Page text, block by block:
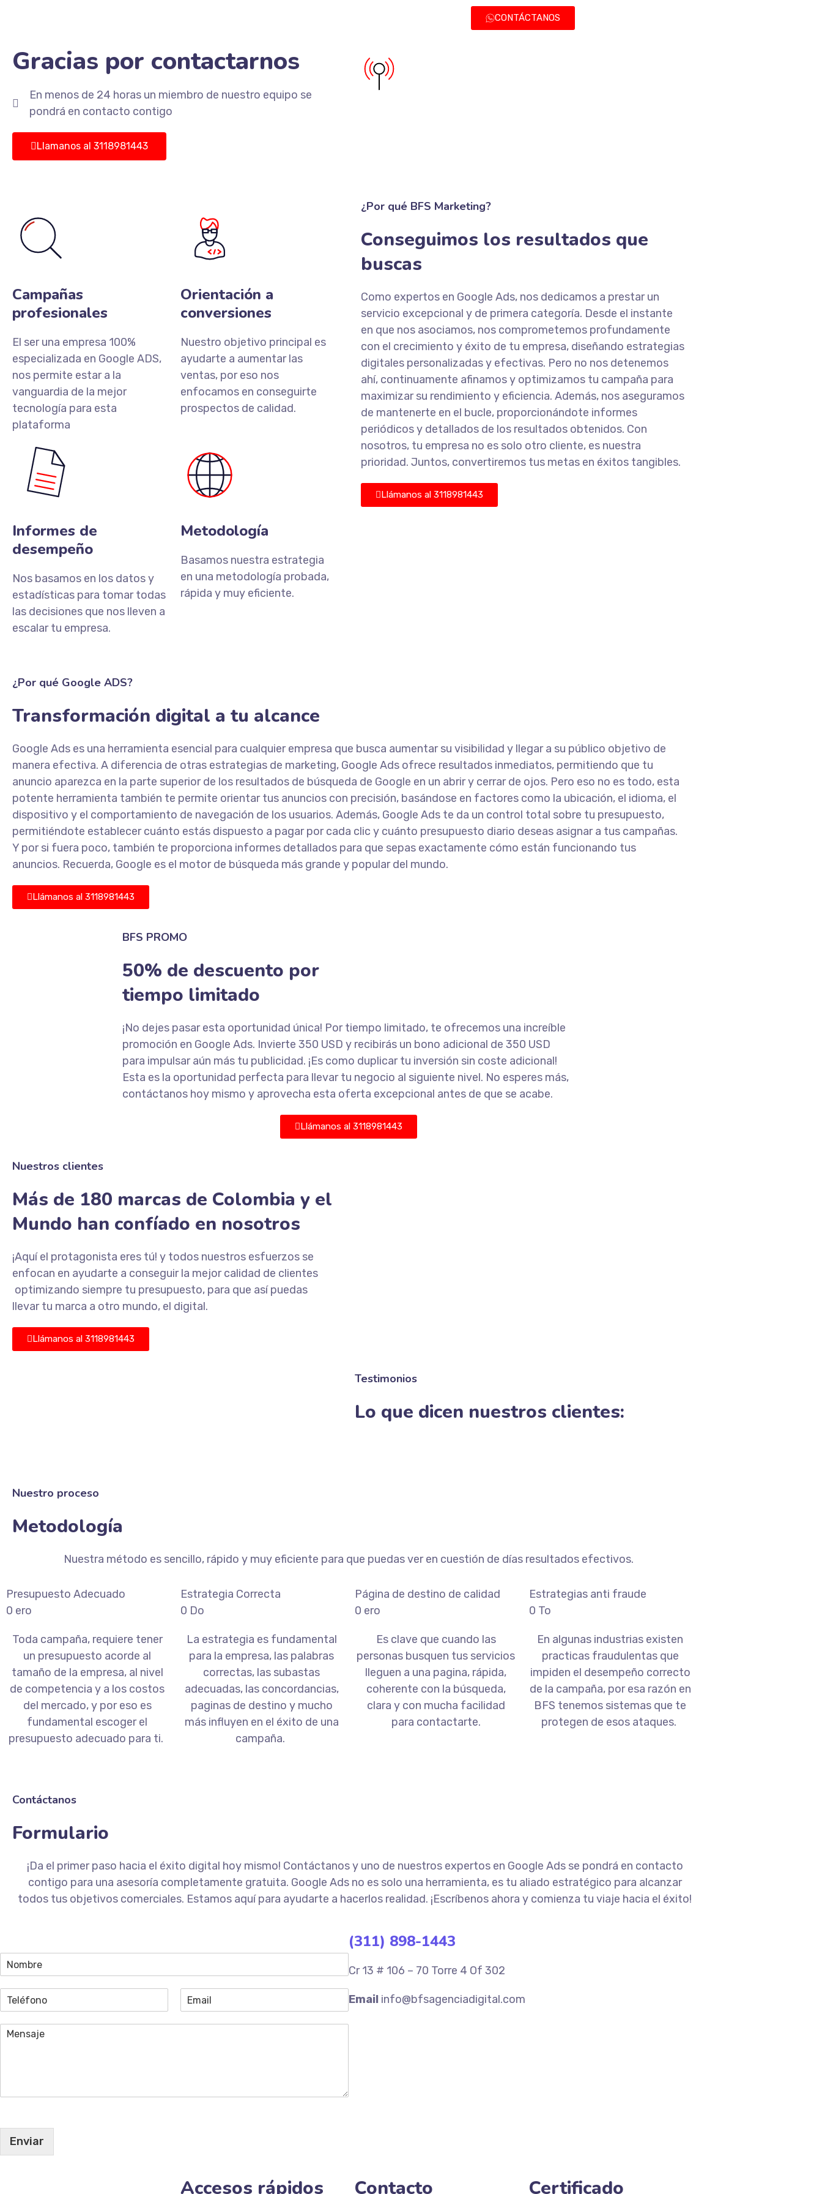
CONTÁCTANOS
Gracias por contactarnos
En menos de 24 horas un miembro de nuestro equipo se
pondrá en contacto contigo
Llamanos al 3118981443
Campañas
profesionales
El ser una empresa 100%
especializada en Google ADS,
nos permite estar a la
vanguardia de la mejor
tecnología para esta
plataforma
Orientación a
conversiones
Nuestro objetivo principal es
ayudarte a aumentar las
ventas, por eso nos
enfocamos en conseguirte
prospectos de calidad.
Informes de
desempeño
Nos basamos en los datos y
estadísticas para tomar todas
las decisiones que nos lleven a
escalar tu empresa.
Metodología
Basamos nuestra estrategia
en una metodología probada,
rápida y muy eficiente.
¿Por qué BFS Marketing?
Conseguimos los resultados que
buscas
Como expertos en Google Ads, nos dedicamos a prestar un
servicio excepcional y de primera categoría. Desde el instante
en que nos asociamos, nos comprometemos profundamente
con el crecimiento y éxito de tu empresa, diseñando estrategias
digitales personalizadas y efectivas. Pero no nos detenemos
ahí, continuamente afinamos y optimizamos tu campaña para
maximizar su rendimiento y eficiencia. Además, nos aseguramos
de mantenerte en el bucle, proporcionándote informes
periódicos y detallados de los resultados obtenidos. Con
nosotros, tu empresa no es solo otro cliente, es nuestra
prioridad. Juntos, convertiremos tus metas en éxitos tangibles.
Llámanos al 3118981443
¿Por qué Google ADS?
Transformación digital a tu alcance
Google Ads es una herramienta esencial para cualquier empresa que busca aumentar su visibilidad y llegar a su público objetivo de
manera efectiva. A diferencia de otras estrategias de marketing, Google Ads ofrece resultados inmediatos, permitiendo que tu
anuncio aparezca en la parte superior de los resultados de búsqueda de Google en un abrir y cerrar de ojos. Pero eso no es todo, esta
potente herramienta también te permite orientar tus anuncios con precisión, basándose en factores como la ubicación, el idioma, el
dispositivo y el comportamiento de navegación de los usuarios. Además, Google Ads te da un control total sobre tu presupuesto,
permitiéndote establecer cuánto estás dispuesto a pagar por cada clic y cuánto presupuesto diario deseas asignar a tus campañas.
Y por si fuera poco, también te proporciona informes detallados para que sepas exactamente cómo están funcionando tus
anuncios. Recuerda, Google es el motor de búsqueda más grande y popular del mundo.
Llámanos al 3118981443
BFS PROMO
50% de descuento por
tiempo limitado
¡No dejes pasar esta oportunidad única! Por tiempo limitado, te ofrecemos una increíble
promoción en Google Ads. Invierte 350 USD y recibirás un bono adicional de 350 USD
para impulsar aún más tu publicidad. ¡Es como duplicar tu inversión sin coste adicional!
Esta es la oportunidad perfecta para llevar tu negocio al siguiente nivel. No esperes más,
contáctanos hoy mismo y aprovecha esta oferta excepcional antes de que se acabe.
Llámanos al 3118981443
Nuestros clientes
Más de 180 marcas de Colombia y el
Mundo han confíado en nosotros
¡Aquí el protagonista eres tú! y todos nuestros esfuerzos se
enfocan en ayudarte a conseguir la mejor calidad de clientes
optimizando siempre tu presupuesto, para que así puedas
llevar tu marca a otro mundo, el digital.
Llámanos al 3118981443
Testimonios
Lo que dicen nuestros clientes:
Nuestro proceso
Metodología
Nuestra método es sencillo, rápido y muy eficiente para que puedas ver en cuestión de días resultados efectivos.
Presupuesto Adecuado
0 ero
Toda campaña, requiere tener
un presupuesto acorde al
tamaño de la empresa, al nivel
de competencia y a los costos
del mercado, y por eso es
fundamental escoger el
presupuesto adecuado para ti.
Estrategia Correcta
0 Do
La estrategia es fundamental
para la empresa, las palabras
correctas, las subastas
adecuadas, las concordancias,
paginas de destino y mucho
más influyen en el éxito de una
campaña.
Página de destino de calidad
0 ero
Es clave que cuando las
personas busquen tus servicios
lleguen a una pagina, rápida,
coherente con la búsqueda,
clara y con mucha facilidad
para contactarte.
Estrategias anti fraude
0 To
En algunas industrias existen
practicas fraudulentas que
impiden el desempeño correcto
de la campaña, por esa razón en
BFS tenemos sistemas que te
protegen de esos ataques.
Contáctanos
Formulario
¡Da el primer paso hacia el éxito digital hoy mismo! Contáctanos y uno de nuestros expertos en Google Ads se pondrá en contacto
contigo para una asesoría completamente gratuita. Google Ads no es solo una herramienta, es tu aliado estratégico para alcanzar
todos tus objetivos comerciales. Estamos aquí para ayudarte a hacerlos realidad. ¡Escríbenos ahora y comienza tu viaje hacia el éxito!
Enviar
(311) 898-1443
Cr 13 # 106 – 70 Torre 4 Of 302
Email info@bfsagenciadigital.com
Accesos rápidos Contacto Certificado